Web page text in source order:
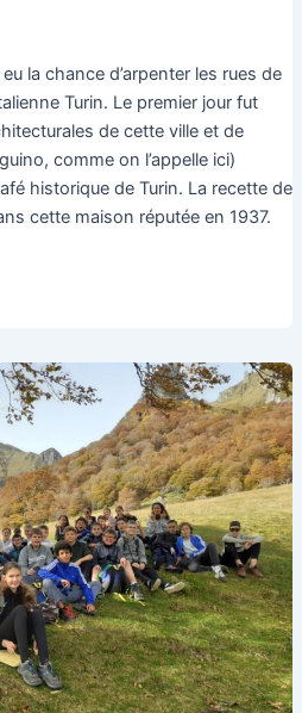
la chance d’arpenter les rues de
Turin. Le premier jour fut
de cette ville et de
comme on l’appelle ici)
historique de Turin. La recette de
cette maison réputée en 1937.